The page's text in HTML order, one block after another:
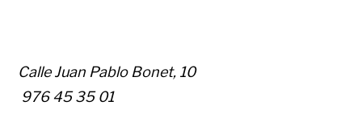
Calle Juan Pablo Bonet, 10
976 45 35 01